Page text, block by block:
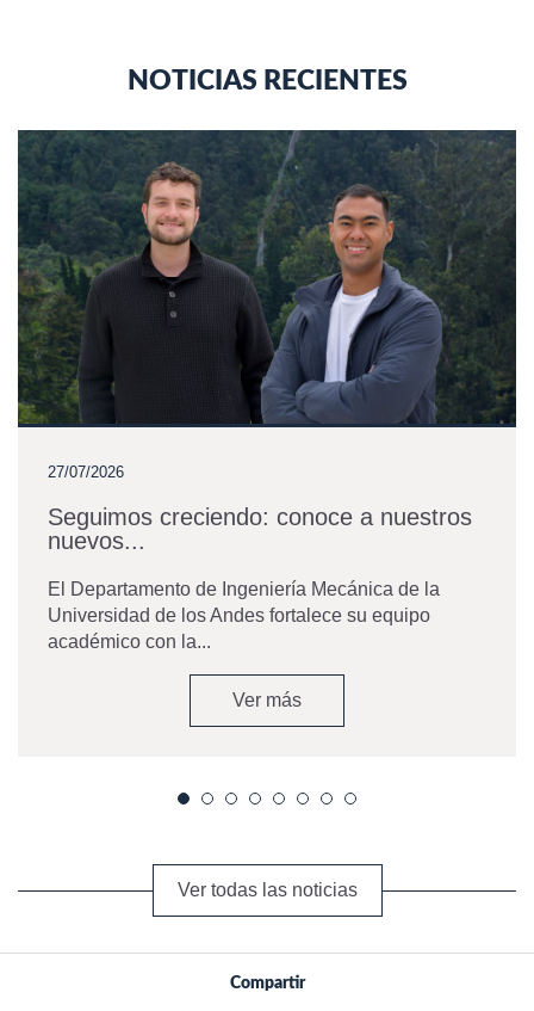
NOTICIAS RECIENTES
27/07/2026
Seguimos creciendo: conoce a nuestros
nuevos...
El Departamento de Ingeniería Mecánica de la
Universidad de los Andes fortalece su equipo
académico con la...
Ver más
Ver todas las noticias
Compartir